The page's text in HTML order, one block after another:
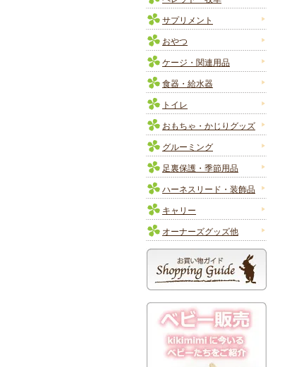
サプリメント
おやつ
ケージ・関連用品
食器・給水器
トイレ
おもちゃ・かじりグッズ
グルーミング
足裏保護・季節用品
ハーネスリード・装飾品
キャリー
オーナーズグッズ他